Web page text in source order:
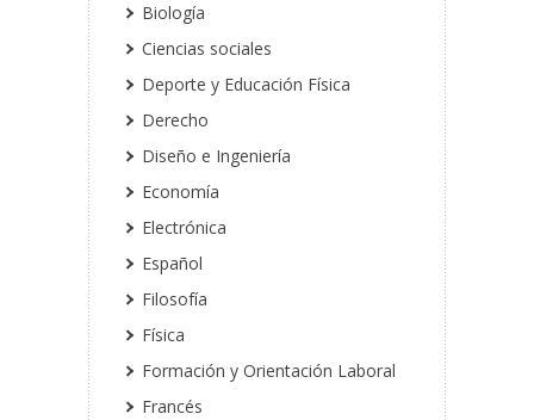
Biología
Ciencias sociales
Deporte y Educación Física
Derecho
Diseño e Ingeniería
Economía
Electrónica
Español
Filosofía
Física
Formación y Orientación Laboral
Francés